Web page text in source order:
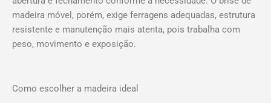
madeira móvel, porém, exige ferragens adequadas, estrutura
resistente e manutenção mais atenta, pois trabalha com
peso, movimento e exposição.
Como escolher a madeira ideal